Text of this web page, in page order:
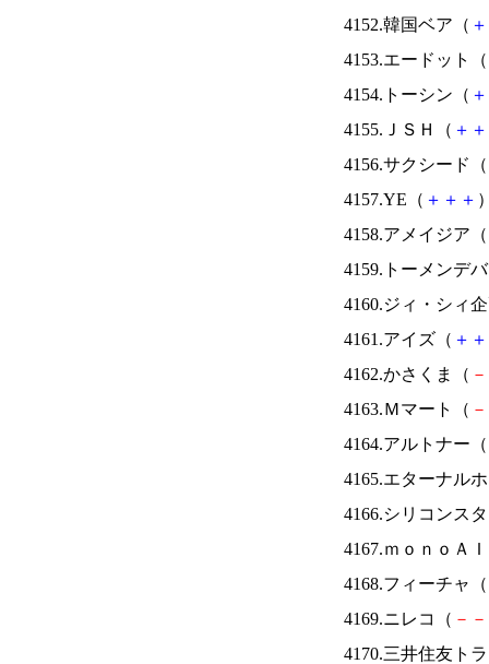
4152.韓国ベア（ ＋
4153.エードット（
4154.トーシン（ ＋
4155.ＪＳＨ（ ＋ ＋
4156.サクシード（
4157.YE（ ＋ ＋ ＋
4158.アメイジア（
4159.トーメンデ
4160.ジィ・シィ
4161.アイズ（ ＋ ＋
4162.かさくま（ －
4163.Ｍマート（ －
4164.アルトナー（
4165.エターナル
4166.シリコンス
4167.ｍｏｎｏＡ
4168.フィーチャ（
4169.ニレコ（ － －
4170.三井住友ト